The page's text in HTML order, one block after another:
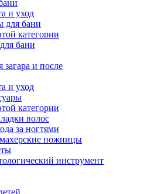
и уход
для бани
категории
бани
загара и после
и уход
категории
волос
за ногтями
ножницы
инструмент